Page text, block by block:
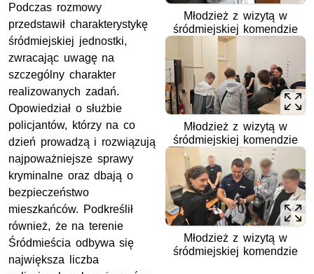
Młodzież z wizytą w
śródmiejskiej komendzie
Młodzież z wizytą w
śródmiejskiej komendzie
Młodzież z wizytą w
śródmiejskiej komendzie
Podczas rozmowy
przedstawił charakterystykę
śródmiejskiej jednostki,
zwracając uwagę na
szczególny charakter
realizowanych zadań.
Opowiedział o służbie
policjantów, którzy na co
dzień prowadzą i rozwiązują
najpoważniejsze sprawy
kryminalne oraz dbają o
bezpieczeństwo
mieszkańców. Podkreślił
również, że na terenie
Śródmieścia odbywa się
największa liczba